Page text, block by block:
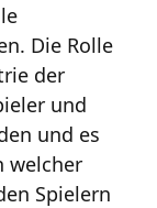
Die Rolle
der
und
und es
welcher
Spielern